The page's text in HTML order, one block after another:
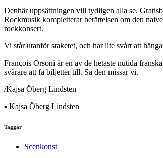
Denhär uppsättningen vill tydligen alla se.
Rockmusik kompletterar berättelsen om den
rockkonsert.
Vi står utanför staketet, och har lite svårt att
François Orsoni är en av de hetaste nutida
svårare att få biljetter till. Så den missar vi.
/Kajsa Öberg Lindsten
▪ Kajsa Öberg Lindsten
Taggar
Scenkonst